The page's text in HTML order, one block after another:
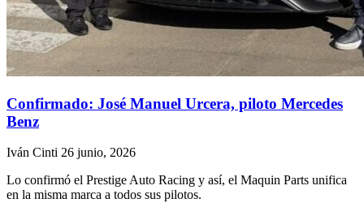
Confirmado: José Manuel Urcera, piloto Mercedes
Benz
Iván Cinti 26 junio, 2026
Lo confirmó el Prestige Auto Racing y así, el Maquin Parts unifica
en la misma marca a todos sus pilotos.